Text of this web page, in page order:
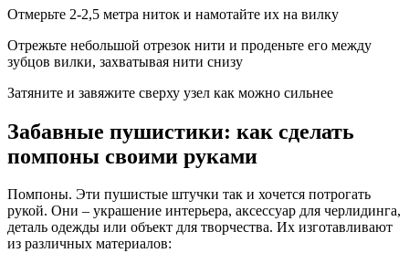
Отмерьте 2-2,5 метра ниток и намотайте их на вилку
Отрежьте небольшой отрезок нити и проденьте его между
зубцов вилки, захватывая нити снизу
Затяните и завяжите сверху узел как можно сильнее
Забавные пушистики: как сделать
помпоны своими руками
Помпоны. Эти пушистые штучки так и хочется потрогать
рукой. Они – украшение интерьера, аксессуар для черлидинга,
деталь одежды или объект для творчества. Их изготавливают
из различных материалов: